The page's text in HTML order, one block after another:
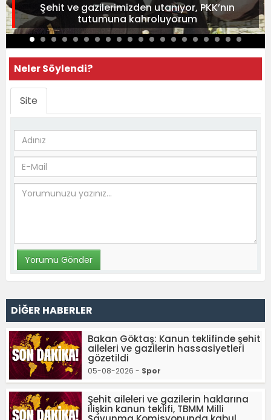
Şehit ve gazilerimizden utanıyor, PKK’nın
tutumuna kahroluyorum
Neler Söylendi?
Site
DİĞER HABERLER
Bakan Göktaş: Kanun teklifinde şehit
aileleri ve gazilerin hassasiyetleri
gözetildi
05-08-2026 - Spor
Şehit aileleri ve gazilerin haklarına
ilişkin kanun teklifi, TBMM Milli